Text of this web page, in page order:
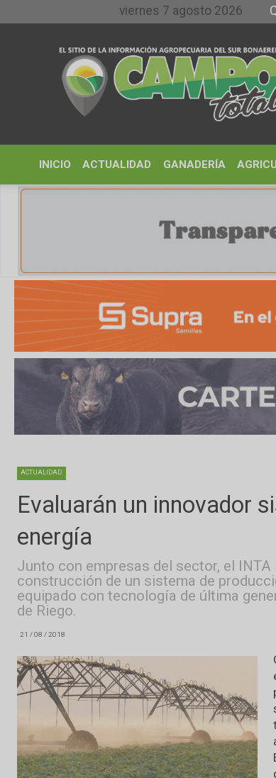
viernes 7 agosto 2026 Quienes
Evaluarán un
energía
Junto con empresas del sector, el
construcción de un sistema de
equipado con tecnología de última
de Riego.
21 / 08 / 2018